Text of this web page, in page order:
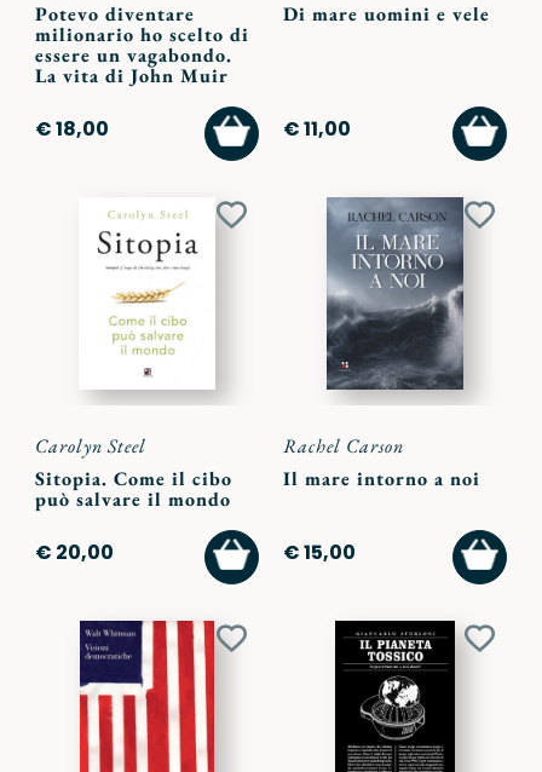
Potevo diventare
milionario ho scelto di
essere un vagabondo.
La vita di John Muir
€ 18,00
AGGIUNGI
AL
CARRELLO
Di mare uomini e vele
€ 11,00
AL
Aggiungi
Carolyn Steel
Sitopia. Come il cibo
può salvare il mondo
€ 20,00
AGGIUNGI
AL
CARRELLO
Rachel Carson
Il mare intorno a noi
€ 15,00
AL
Aggiungi